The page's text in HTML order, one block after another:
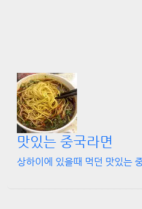
맛있는 중국라면
상하이에 있을때 먹던 맛있는